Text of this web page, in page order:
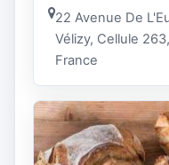
22 Avenue De
Vélizy, Cellule
France